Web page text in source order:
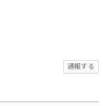
通報する